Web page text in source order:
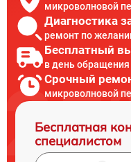
микроволновой
Диагностика
ремонт по
Бесплатный
в день обращения
Срочный
микроволновой
Бесплатная
специалистом